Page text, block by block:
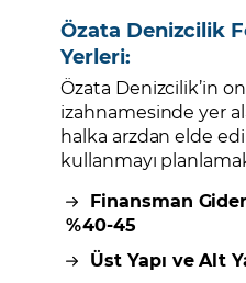
Özata Denizcilik
Yerleri:
Özata Denizcilik’in
izahnamesinde yer
halka arzdan elde
kullanmayı
Finansman
%40-45
Üst Yapı ve Alt